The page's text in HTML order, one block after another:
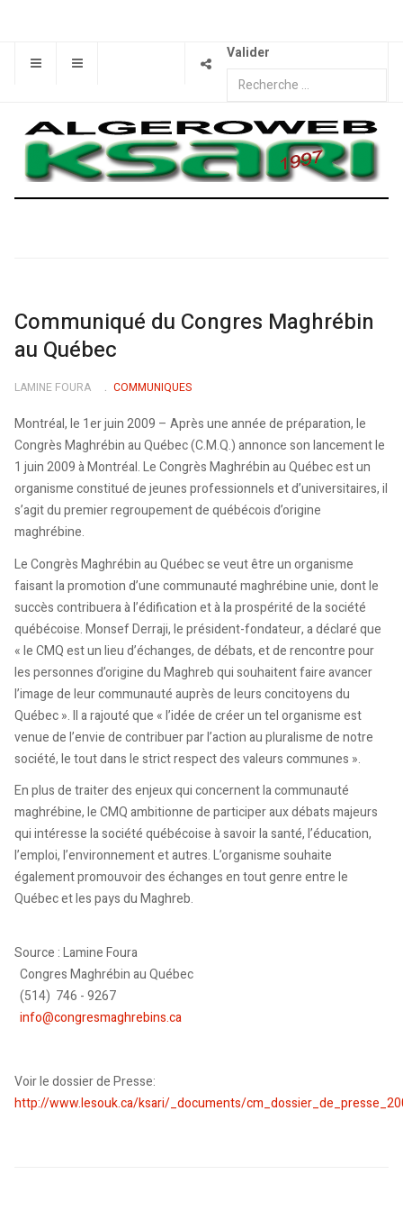
Valider
Communiqué du Congres Maghrébin
au Québec
LAMINE FOURA COMMUNIQUES
Montréal, le 1er juin 2009 – Après une année de préparation, le
Congrès Maghrébin au Québec (C.M.Q.) annonce son lancement le
1 juin 2009 à Montréal. Le Congrès Maghrébin au Québec est un
organisme constitué de jeunes professionnels et d’universitaires, il
s’agit du premier regroupement de québécois d’origine
maghrébine.
Le Congrès Maghrébin au Québec se veut être un organisme
faisant la promotion d’une communauté maghrébine unie, dont le
succès contribuera à l’édification et à la prospérité de la société
québécoise. Monsef Derraji, le président-fondateur, a déclaré que
« le CMQ est un lieu d’échanges, de débats, et de rencontre pour
les personnes d’origine du Maghreb qui souhaitent faire avancer
l’image de leur communauté auprès de leurs concitoyens du
Québec ». Il a rajouté que « l’idée de créer un tel organisme est
venue de l’envie de contribuer par l’action au pluralisme de notre
société, le tout dans le strict respect des valeurs communes ».
En plus de traiter des enjeux qui concernent la communauté
maghrébine, le CMQ ambitionne de participer aux débats majeurs
qui intéresse la société québécoise à savoir la santé, l’éducation,
l’emploi, l’environnement et autres. L’organisme souhaite
également promouvoir des échanges en tout genre entre le
Québec et les pays du Maghreb.
Source : Lamine Foura
Congres Maghrébin au Québec
(514) 746 - 9267
info@congresmaghrebins.ca
Voir le dossier de Presse:
http://www.lesouk.ca/ksari/_documents/